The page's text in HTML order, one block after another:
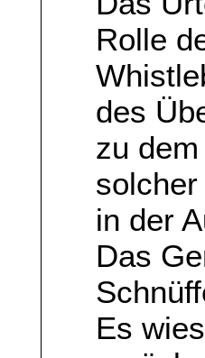
Rolle
des
zu
in der
Das
Es